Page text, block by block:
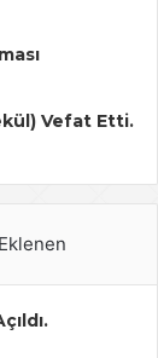
Vefat Etti.